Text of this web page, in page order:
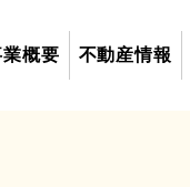
業概要 不動産情報